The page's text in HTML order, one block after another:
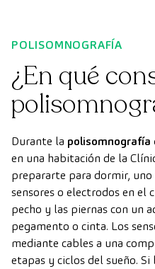
POLISOMNOGRAFÍA
¿En qué
Durante la polisomnografía
en una habitación de la
prepararte para dormir, uno
sensores o electrodos en el
pecho y las piernas con un
pegamento o cinta. Los
mediante cables a una
etapas y ciclos del sueño.